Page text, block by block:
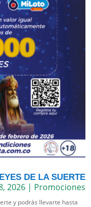
DE LA SUERTE
2026| Promociones
y podrás llevarte hasta